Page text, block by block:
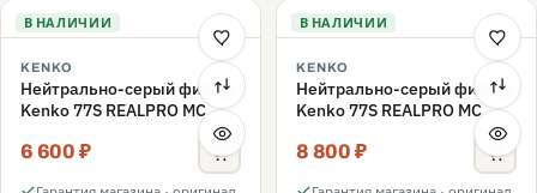
В НАЛИЧИИ
KENKO
Нейтрально-серый фильтр
Kenko 77S REALPRO MC
6 600 ₽
В НАЛИЧИИ
KENKO
Нейтрально-серый фильтр
Kenko 77S REALPRO MC
8 800 ₽